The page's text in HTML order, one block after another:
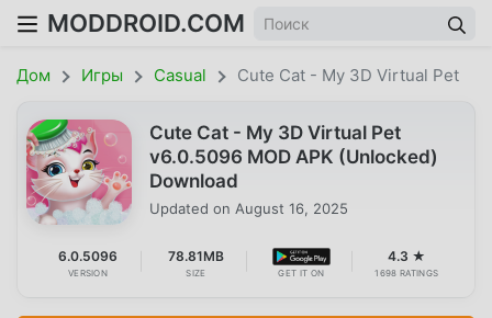
MODDROID.COM
Дом Игры Casual Cute Cat - My 3D Virtual Pet
Cute Cat - My 3D Virtual Pet
v6.0.5096 MOD APK (Unlocked)
Download
Updated on August 16, 2025
6.0.5096
VERSION
78.81MB
SIZE GET IT ON
4.3 ★
1698 RATINGS